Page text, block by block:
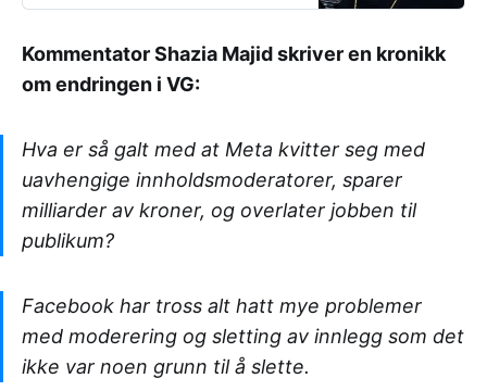
Kommentator Shazia Majid skriver en kronikk
om endringen i VG:
Hva er så galt med at Meta kvitter seg med
uavhengige innholdsmoderatorer, sparer
milliarder av kroner, og overlater jobben til
publikum?
Facebook har tross alt hatt mye problemer
med moderering og sletting av innlegg som det
ikke var noen grunn til å slette.